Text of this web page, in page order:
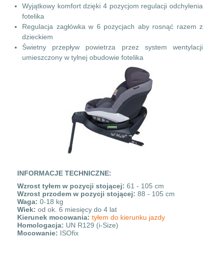
Wyjątkowy komfort dzięki 4 pozycjom regulacji odchylenia
fotelika
Regulacja zagłówka w 6 pozycjach aby rosnąć razem z
dzieckiem
Świetny przepływ powietrza przez system wentylacji
umieszczony w tylnej obudowie fotelika
INFORMACJE TECHNICZNE:
Wzrost tyłem w pozycji stojącej: 61 - 105 cm
Wzrost przodem w pozycji stojącej: 88 - 105 cm
Waga: 0-18 kg
Wiek: od ok. 6 miesięcy do 4 lat
Kierunek mocowania: tyłem do kierunku jazdy
Homologacja: UN R129 (i-Size)
Mocowanie: ISOfix